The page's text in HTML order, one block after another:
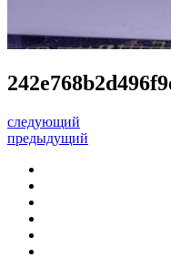
следующий
предыдущий